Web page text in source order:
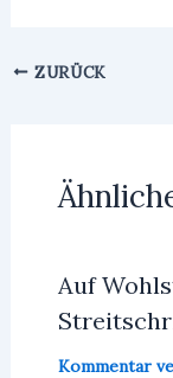
ZURÜCK
Auf
Kommentar